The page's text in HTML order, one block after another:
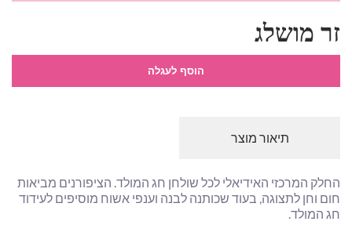
זר מושלג
הוסף לעגלה
תיאור מוצר
החלק המרכזי האידיאלי לכל שולחן חג המולד. הציפורנים מביאות
חום וחן ​​לתצוגה, בעוד שכותנה לבנה וענפי אשוח מוסיפים לעידוד
חג המולד.